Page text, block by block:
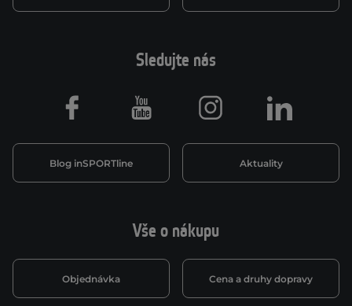
Vše o nákupu
Objednávka Cena a druhy dopravy
Sledujte nás
Blog inSPORTline Aktuality
Facebook Youtube Instagram LinkedIn